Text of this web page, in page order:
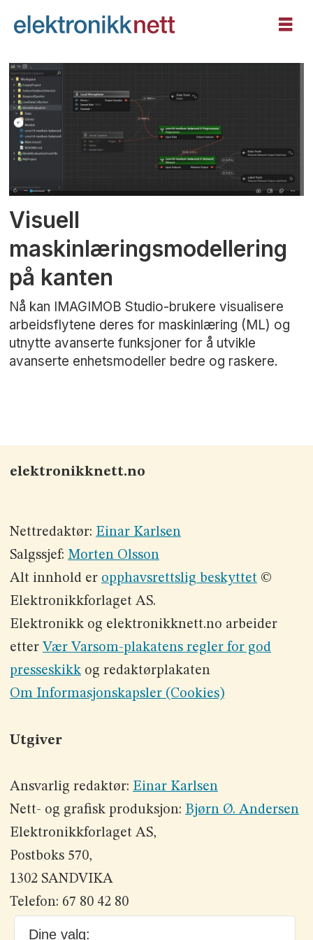
Tag:
imagimob
studio
Visuell
maskinlæringsmodellering
på kanten
Nå kan IMAGIMOB Studio-brukere visualisere
arbeidsflytene deres for maskinlæring (ML) og
utnytte avanserte funksjoner for å utvikle
avanserte enhetsmodeller bedre og raskere.
elektronikknett.no
Nettredaktør: Einar Karlsen
Salgssjef: Morten Olsson
Alt innhold er opphavsrettslig beskyttet©
Elektronikkforlaget AS.
Elektronikk og elektronikknett.no arbeider
etter Vær Varsom-plakatens regler for god
presseskikkog redaktørplakaten
Om Informasjonskapsler (Cookies)
Utgiver
Ansvarlig redaktør: Einar Karlsen
Nett- og grafisk produksjon: Bjørn Ø. Andersen
Elektronikkforlaget AS,
Postboks 570,
1302 SANDVIKA
Telefon: 67 80 42 80
Dine valg: